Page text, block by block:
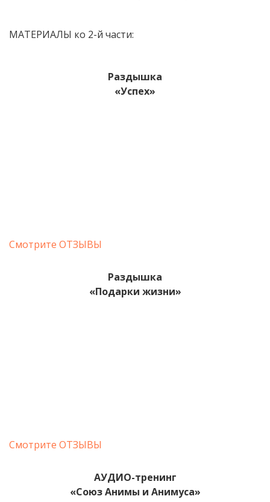
МАТЕРИАЛЫ ко 2-й части:
Раздышка
«Успех»
Смотрите ОТЗЫВЫ
Раздышка
«Подарки жизни»
Смотрите ОТЗЫВЫ
АУДИО-тренинг
«Союз Анимы и Анимуса»